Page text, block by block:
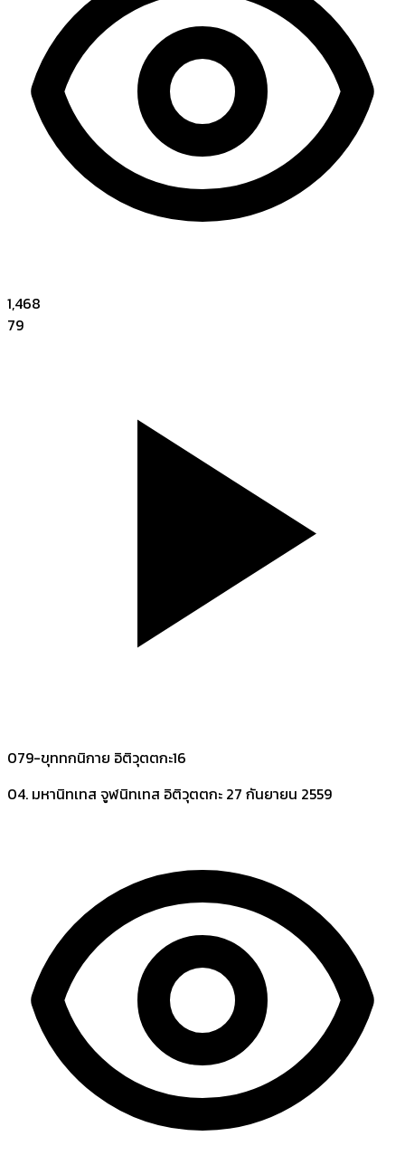
1,468
79
079-ขุททกนิกาย อิติวุตตกะ16
04. มหานิทเทส จูฬนิทเทส อิติวุตตกะ 27 กันยายน 2559